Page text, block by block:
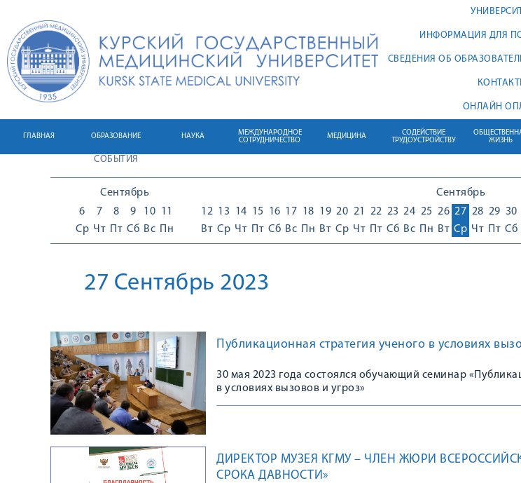
ИНФОРМАЦИЯ ДЛЯ
СВЕДЕНИЯ ОБ
ОНЛАЙН
ГЛАВНАЯ ОБРАЗОВАНИЕ НАУКА
МЕЖДУНАРОДНОЕ
СОТРУДНИЧЕСТВО
МЕДИЦИНА
СОДЕЙСТВИЕ
ТРУДОУСТРОЙСТВУ
ЖИЗНЬ
СОБЫТИЯ
Сентябрь
6
Ср
7
Чт
8
Пт
9
Сб
10
Вс
11
Пн
Сентябрь
12
Вт
13
Ср
14
Чт
15
Пт
16
Сб
17
Вс
18
Пн
19
Вт
20
Ср
21
Чт
22
Пт
23
Сб
24
Вс
25
Пн
26
Вт
27
Ср
28
Чт
29
Пт
30
Сб
27 Сентябрь 2023
Публикационная стратегия ученого в условиях
30 мая 2023 года состоялся обучающий семинар
в условиях вызовов и угроз»
ДИРЕКТОР МУЗЕЯ КГМУ – ЧЛЕН ЖЮРИ
СРОКА ДАВНОСТИ»